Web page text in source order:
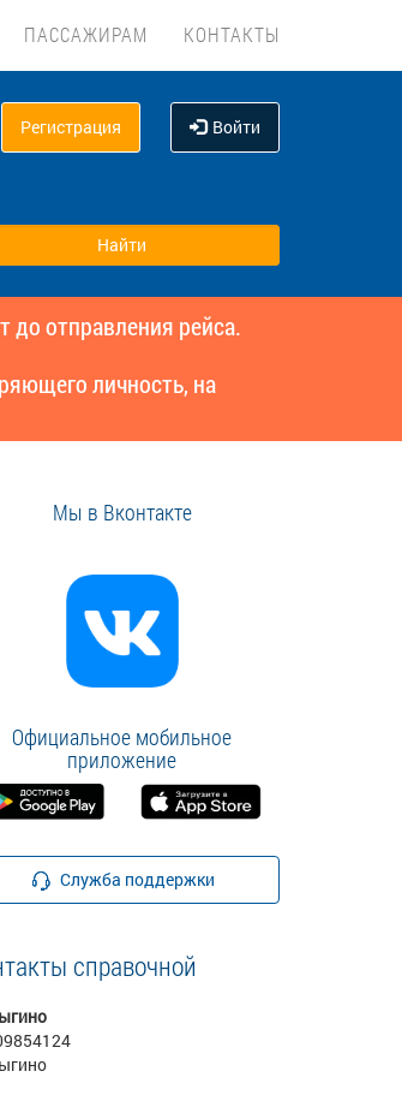
ПАССАЖИРАМ КОНТАКТЫ
Регистрация Войти
до отправления рейса.
личность, на
Мы в Вконтакте
Официальное мобильное
приложение
Служба поддержки
справочной